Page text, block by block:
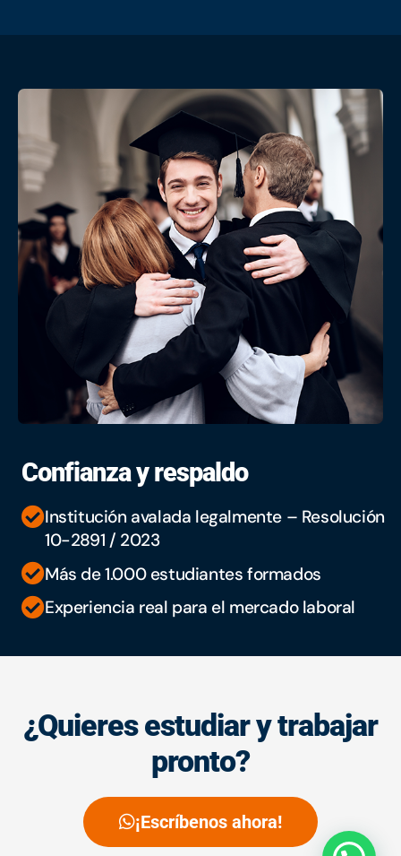
Confianza y respaldo
Institución avalada legalmente – Resolución
10-2891 / 2023
Más de 1.000 estudiantes formados
Experiencia real para el mercado laboral
¿Quieres estudiar y trabajar
pronto?
¡Escríbenos ahora!